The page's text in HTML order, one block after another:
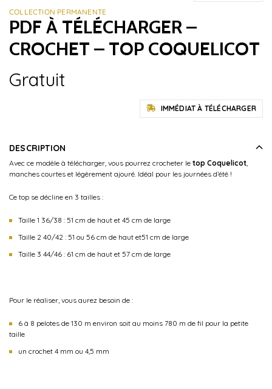
COLLECTION PERMANENTE
PDF À TÉLÉCHARGER –
CROCHET – TOP COQUELICOT
Gratuit
IMMÉDIAT À TÉLÉCHARGER
DESCRIPTION
Avec ce modèle à télécharger, vous pourrez crocheter le top Coquelicot
manches courtes et légèrement ajouré. Idéal pour les journées d’été !
Ce top se décline en 3 tailles :
Taille 1 36/38 : 51 cm de haut et 45 cm de large
Taille 2 40/42 : 51 ou 56 cm de haut et51 cm de large
Taille 3 44/46 : 61 cm de haut et 57 cm de large
Pour le réaliser, vous aurez besoin de :
6 à 8 pelotes de 130 m environ soit au moins 780 m de fil pour la petite
taille
un crochet 4 mm ou 4,5 mm